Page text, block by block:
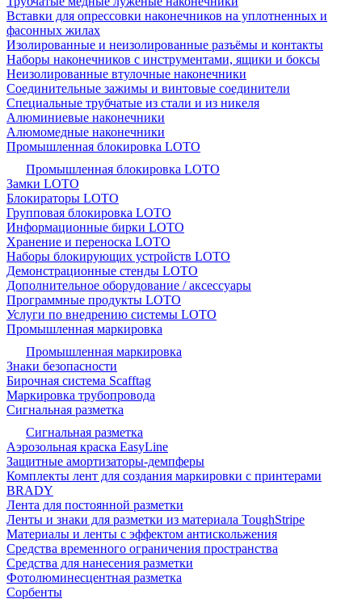
Вставки для опрессовки наконечников на уплотненных и
фасонных жилах
Изолированные и неизолированные разъёмы и контакты
Наборы наконечников с инструментами, ящики и боксы
Неизолированные втулочные наконечники
Соединительные зажимы и винтовые соединители
Специальные трубчатые из стали и из никеля
Алюминиевые наконечники
Алюмомедные наконечники
Промышленная блокировка LOTO
Промышленная блокировка LOTO
Замки LOTO
Блокираторы LOTO
Групповая блокировка LOTO
Информационные бирки LOTO
Хранение и переноска LOTO
Наборы блокирующих устройств LOTO
Демонстрационные стенды LOTO
Дополнительное оборудование / аксессуары
Программные продукты LOTO
Услуги по внедрению системы LOTO
Промышленная маркировка
Промышленная маркировка
Знаки безопасности
Бирочная система Scafftag
Маркировка трубопровода
Сигнальная разметка
Сигнальная разметка
Аэрозольная краска EasyLine
Защитные амортизаторы-демпферы
Комплекты лент для создания маркировки с принтерами
BRADY
Лента для постоянной разметки
Ленты и знаки для разметки из материала ToughStripe
Материалы и ленты с эффектом антискольжения
Средства временного ограничения пространства
Средства для нанесения разметки
Фотолюминесцентная разметка
Сорбенты